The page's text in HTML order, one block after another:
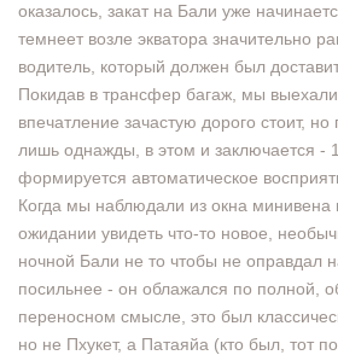
оказалось, закат на Бали уже
темнеет возле экватора значительно
водитель, который должен был
Покидав в трансфер багаж, мы
впечатление зачастую дорого стоит,
лишь однажды, в этом и заключается -
формируется автоматическое
Когда мы наблюдали из окна минивена
ожидании увидеть что-то новое,
ночной Бали не то чтобы не оправдал
посильнее - он облажался по полной,
переносном смысле, это был
но не Пхукет, а Патаяйа (кто был, тот